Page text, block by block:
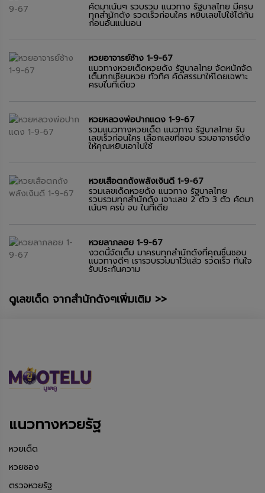
คัดมาเน้นๆ รวบรวม แนวทาง รัฐบาลไทย มีครบ
ทุกสำนักดัง รวดเร็วก่อนใคร หยิบเลขไปใช้ได้ทัน
ก่อนอั้นแน่นอน
หวยอาจารย์ช้าง 1-9-67
แนวทางหวยเด็ดหวยดัง รัฐบาลไทย จัดหนักจัด
เต็มทุกเซียนหวย ทั่วทิศ คัดสรรมาให้โดยเฉพาะ
ครบในที่เดียว
หวยหลวงพ่อปากแดง 1-9-67
รวมแนวทางหวยเด็ด แนวทาง รัฐบาลไทย รับ
เลขเร็วก่อนใคร เลือกเลขที่ชอบ รวมอาจารย์ดัง
ให้คุณหยิบเอาไปใช้
หวยเสือตกถังพลังเงินดี 1-9-67
รวมเลขเด็ดหวยดัง แนวทาง รัฐบาลไทย
รวบรวมทุกสำนักดัง เจาะเลข 2 ตัว 3 ตัว คัดมา
เน้นๆ ครบ จบ ในที่เดีย
หวยลาภลอย 1-9-67
งวดนี้จัดเต็ม มาครบทุกสำนักดังที่คุณชื่นชอบ
แนวทางดีๆ เรารวบรวมมาไว้แล้ว รวดเร็ว ทันใจ
รับประกันความ
ดูเลขเด็ด จากสำนักดังๆเพิ่มเติม >>
แนวทางหวยรัฐ
หวยเด็ด
หวยซอง
ตรวจหวยรัฐ